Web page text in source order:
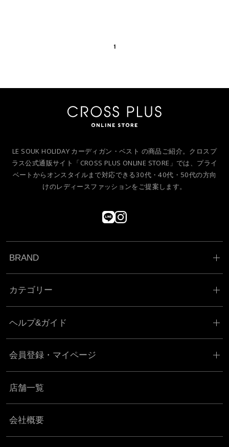
1
LE SOUK HOLIDAY カーディガン・ベスト の商品ご紹介。クロスプ
ラス公式通販サイト「CROSS PLUS ONLINE STORE」では、プライ
ベートからオンスタイルまで対応できる30代・40代・50代の方向
けのレディースファッションをご提案します。
BRAND
カテゴリー
ヘルプ&ガイド
会員登録・マイページ
店舗一覧
会社概要